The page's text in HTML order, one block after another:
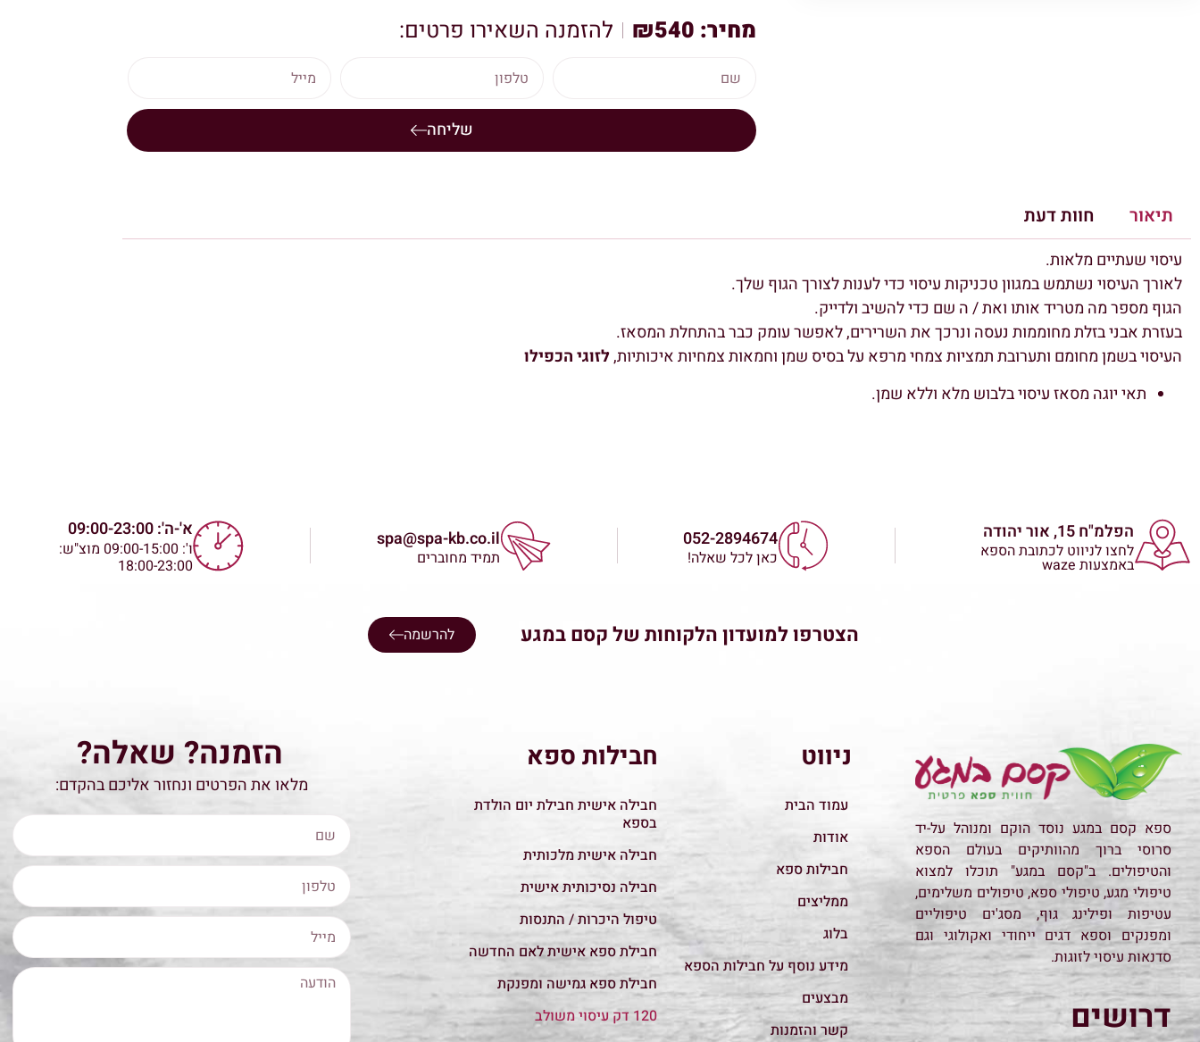
מחיר: ₪540 להזמנה השאירו פרטים:
שליחה
תיאור חוות דעת
עיסוי שעתיים מלאות.
לאורך העיסוי נשתמש במגוון טכניקות עיסוי כדי לענות לצורך הגוף שלך.
הגוף מספר מה מטריד אותו ואת / ה שם כדי להשיב ולדייק.
בעזרת אבני בזלת מחוממות נעסה ונרכך את השרירים, לאפשר עומק כבר בהתחלת המסאז.
העיסוי בשמן מחומם ותערובת תמציות צמחי מרפא על בסיס שמן וחמאות צמחיות איכותיות,לזוגי הכפילו
תאי יוגה מסאז עיסוי בלבוש מלא וללא שמן.
הפלמ"ח 15, אור יהודה
לחצו לניווט לכתובת הספא
באמצעות waze
052-2894674
כאן לכל שאלה!
spa@spa-kb.co.il
תמיד מחוברים
א'-ה': 09:00-23:00
ו': 09:00-15:00 מוצ"ש:
18:00-23:00
הצטרפו למועדון הלקוחות של קסם במגע להרשמה
ספא קסם במגע נוסד הוקם ומנוהל על-יד
סרוסי ברוך מהוותיקים בעולם הספא
והטיפולים. ב"קסם במגע" תוכלו למצוא
טיפולי מגע, טיפולי ספא, טיפולים משלימים,
עטיפות ופילינג גוף, מסג'ים טיפוליים
ומפנקים וספא דגים ייחודי ואקולוגי וגם
סדנאות עיסוי לזוגות.
דרושים
ניווט
עמוד הבית
אודות
חבילות ספא
ממליצים
בלוג
מידע נוסף על חבילות הספא
מבצעים
קשר והזמנות
חבילות ספא
חבילה אישית חבילת יום הולדת
בספא
חבילה אישית מלכותית
חבילה נסיכותית אישית
טיפול היכרות / התנסות
חבילת ספא אישית לאם החדשה
חבילת ספא גמישה ומפנקת
120 דק עיסוי משולב
הזמנה? שאלה?
מלאו את הפרטים ונחזור אליכם בהקדם: